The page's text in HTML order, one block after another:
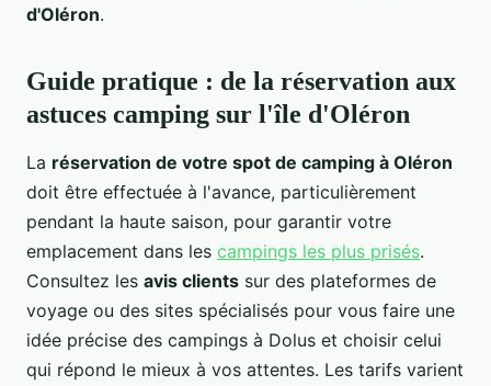
d'Oléron.
Guide pratique : de la réservation aux
astuces camping sur l'île d'Oléron
La réservation de votre spot de camping à Oléron
doit être effectuée à l'avance, particulièrement
pendant la haute saison, pour garantir votre
emplacement dans les campings les plus prisés.
Consultez les avis clients sur des plateformes de
voyage ou des sites spécialisés pour vous faire une
idée précise des campings à Dolus et choisir celui
qui répond le mieux à vos attentes. Les tarifs varient